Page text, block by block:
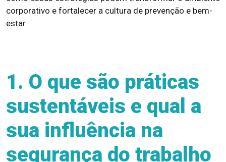
corporativo e fortalecer a cultura de prevenção e bem-
estar.
1. O que são práticas
sustentáveis e qual a
sua influência na
segurança do trabalho